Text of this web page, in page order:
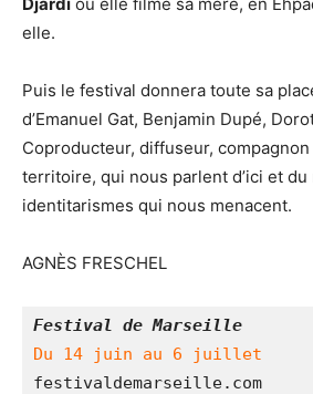
elle.
Puis le festival donnera toute sa
d’Emanuel Gat, Benjamin Dupé,
Coproducteur, diffuseur,
territoire, qui nous parlent d’ici et
identitarismes qui nous menacent.
AGNÈS FRESCHEL
Festival de Marseille
Du 14 juin au 6 juillet
festivaldemarseille.com